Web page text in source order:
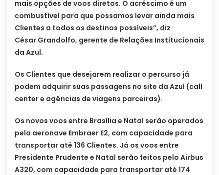
mais opções de voos diretos. O acréscimo é um
combustível para que possamos levar ainda mais
Clientes a todos os destinos possíveis”, diz
César Grandolfo, gerente de Relações Institucionais
da Azul.
Os Clientes que desejarem realizar o percurso já
podem adquirir suas passagens no site da Azul (call
center e agências de viagens parceiras).
Os novos voos entre Brasília e Natal serão operados
pela aeronave Embraer E2, com capacidade para
transportar até 136 Clientes. Já os voos entre
Presidente Prudente e Natal serão feitos pelo Airbus
A320, com capacidade para transportar até 174